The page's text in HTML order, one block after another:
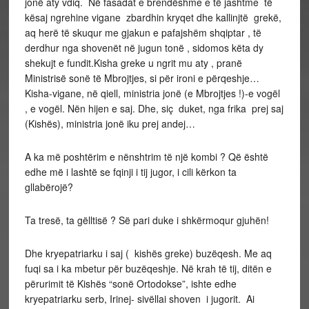
kësaj ngrehine vigane zbardhin kryqet dhe kallinjtë grekë,
aq herë të skuqur me gjakun e pafajshëm shqiptar , të
derdhur nga shovenët në jugun tonë , sidomos këta dy
shekujt e fundit.Kisha greke u ngrit mu aty , pranë
Ministrisë sonë të Mbrojtjes, si për ironi e përqeshje…
Kisha-vigane, në qiell, ministria jonë (e Mbrojtjes !)-e vogël
, e vogël. Nën hijen e saj. Dhe, siç duket, nga frika prej saj
(Kishës), ministria jonë iku prej andej…
A ka më poshtërim e nënshtrim të një kombi ? Që është
edhe më i lashtë se fqinji i tij jugor, i cili kërkon ta
gllabërojë?
Ta tresë, ta gëlltisë ? Së pari duke i shkërmoqur gjuhën!
Dhe kryepatriarku i saj ( kishës greke) buzëqesh. Me aq
fuqi sa i ka mbetur për buzëqeshje. Në krah të tij, ditën e
përurimit të Kishës “sonë Ortodokse”, ishte edhe
kryepatriarku serb, Irinej- sivëllai shoven i jugorit. Ai